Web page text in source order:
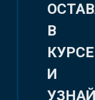
В
КУРСЕ
И